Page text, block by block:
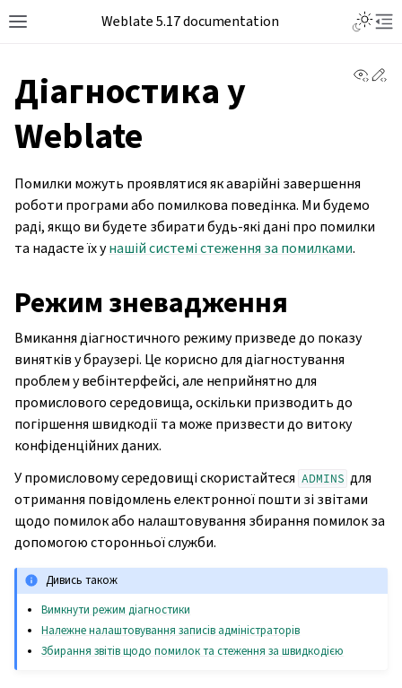
Weblate 5.17 documentation
Діагностика у
Weblate
Помилки можуть проявлятися як аварійні завершення
роботи програми або помилкова поведінка. Ми будемо
раді, якщо ви будете збирати будь-які дані про помилки
та надасте їх унашій системі стеження за помилками.
Режим зневадження
Вмикання діагностичного режиму призведе до показу
винятків у браузері. Це корисно для діагностування
проблем у вебінтерфейсі, але неприйнятно для
промислового середовища, оскільки призводить до
погіршення швидкодії та може призвести до витоку
конфіденційних даних.
У промисловому середовищі скористайтеся ADMINS для
отримання повідомлень електронної пошти зі звітами
щодо помилок або налаштовування збирання помилок за
допомогою сторонньої служби.
Дивись також
Вимкнути режим діагностики
Належне налаштовування записів адміністраторів
Збирання звітів щодо помилок та стеження за швидкодією